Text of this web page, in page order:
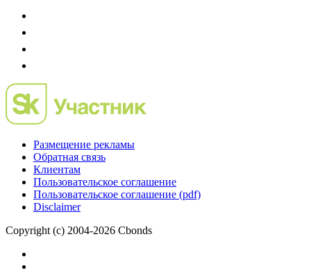
Размещение рекламы
Обратная связь
Клиентам
Пользовательское соглашение
Пользовательское соглашение (pdf)
Disclaimer
Copyright (c) 2004-2026 Cbonds